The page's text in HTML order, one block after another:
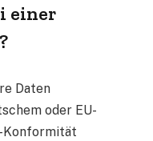
einer
Daten
oder EU-
Konformität